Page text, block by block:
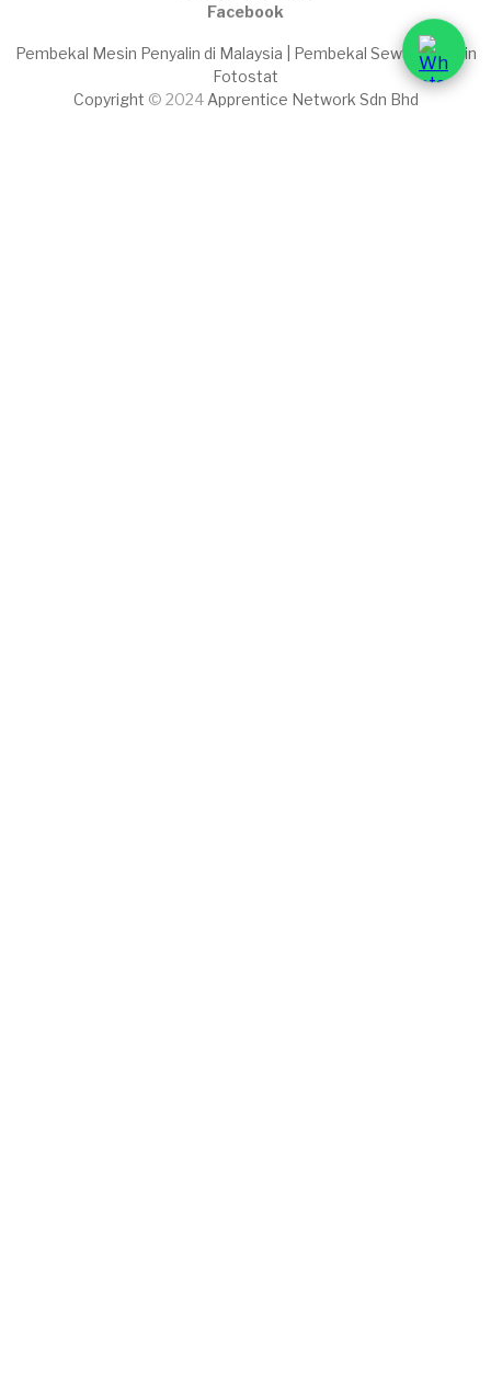
Facebook
Pembekal Mesin Penyalin di Malaysia | Pembekal Sewaan Mesin
Fotostat
Copyright © 2024 Apprentice Network Sdn Bhd